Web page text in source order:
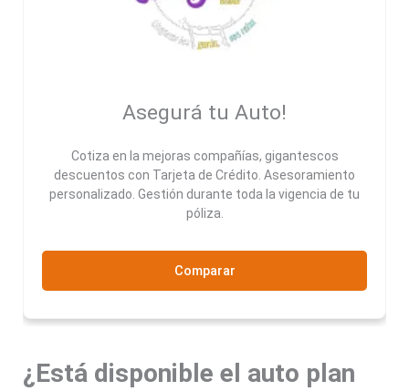
Asegurá tu Auto!
Cotiza en la mejoras compañías, gigantescos
descuentos con Tarjeta de Crédito. Asesoramiento
personalizado. Gestión durante toda la vigencia de tu
póliza.
Comparar
¿Está disponible el auto plan